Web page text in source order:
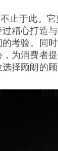
止于此。
精心打造
考验。同
为消费者
择顾朗的